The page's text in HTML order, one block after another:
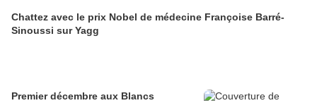
Chattez avec le prix Nobel de médecine Françoise Barré-
Sinoussi sur Yagg
Premier décembre aux Blancs